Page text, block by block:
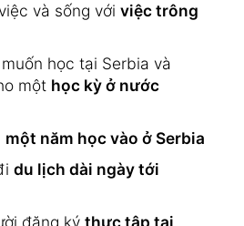
và sống với việc trông
muốn học tại Serbia và
một học kỳ ở nước
một năm học vào ở Serbia
du lịch dài ngày tới
đăng ký thực tập tại